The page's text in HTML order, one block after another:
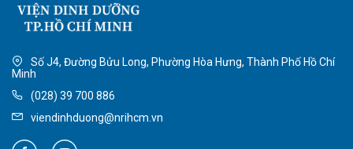
Số J4, Đường Bửu Long, Phường Hòa Hưng, Thành Phố Hồ Chí
Minh
(028) 39 700 886
viendinhduong@nrihcm.vn